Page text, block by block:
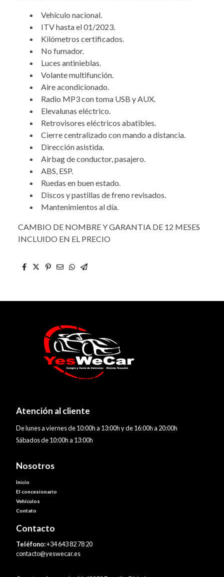
Vehículo nacional.
ITV hasta el 01/2023.
Kilómetros certificados.
No fumador.
Luces antinieblas.
Volante multifunción.
Aire acondicionado.
Radio MP3 con toma USB y AUX.
Elevalunas eléctrico.
Retrovisores eléctricos abatibles.
Cierre centralizado con mando a distancia.
Dirección asistida.
Airbag de conductor, pasajero.
ABS, ESP.
Ruedas en buen estado.
Discos y pastillas de freno revisados.
Mantenimientos al día.
CAMBIO DE NOMBRE Y GARANTIA DE 12 MESES
INCLUIDO EN EL PRECIO
Atención al cliente
De lunes a viernes de 10:00h a 13:00h y de 16:00h a 20:00h
Sábados de 10:00h a 13:00h
Nosotros
Inicio
El concesionario
Vehículos
Contato
Contacto
Teléfono:+34 643 82 78 20
contacto@yeswecar.es